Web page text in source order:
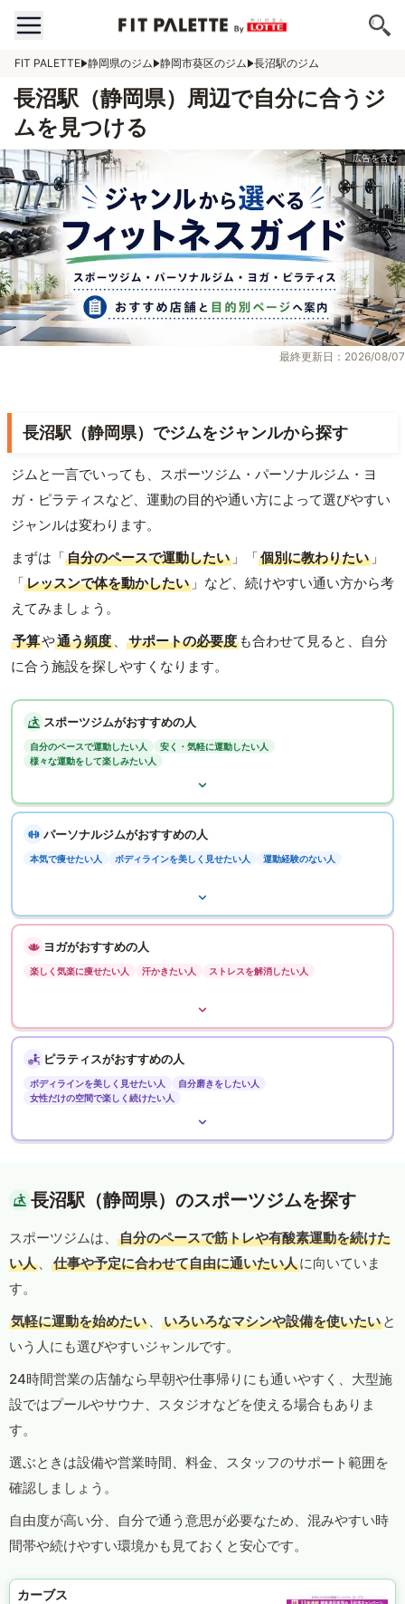
FIT PALETTE 静岡県のジム 静岡市葵区のジム 長沼駅のジム
長沼駅（静岡県）周辺で自分に合うジ
ムを見つける
最終更新日：2026/08/07
長沼駅（静岡県）でジムをジャンルから探す
ジムと一言でいっても、スポーツジム・パーソナルジム・ヨ
ガ・ピラティスなど、運動の目的や通い方によって選びやすい
ジャンルは変わります。
まずは「自分のペースで運動したい 」「個別に教わりたい 」
「レッスンで体を動かしたい 」など、続けやすい通い方から考
えてみましょう。
予算や通う頻度 、 サポートの必要度 も合わせて見ると、自分
に合う施設を探しやすくなります。
スポーツジムがおすすめの人
自分のペースで運動したい人
安く・気軽に運動したい人
様々な運動をして楽しみたい人
パーソナルジムがおすすめの人
本気で痩せたい人 ボディラインを美しく見せたい人 運動経験のない人
ヨガがおすすめの人
楽しく気楽に痩せたい人 汗かきたい人 ストレスを解消したい人
ピラティスがおすすめの人
ボディラインを美しく見せたい人
自分磨きをしたい人
女性だけの空間で楽しく続けたい人
長沼駅（静岡県）のスポーツジムを探す
スポーツジムは、
自分のペースで筋トレや有酸素運動を続けた
い人 、 仕事や予定に合わせて自由に通いたい人に向いていま
す。
気軽に運動を始めたい 、 いろいろなマシンや設備を使いたい と
いう人にも選びやすいジャンルです。
24時間営業の店舗なら早朝や仕事帰りにも通いやすく、大型施
設ではプールやサウナ、スタジオなどを使える場合もありま
す。
選ぶときは設備や営業時間、料金、スタッフのサポート範囲を
確認しましょう。
自由度が高い分、自分で通う意思が必要なため、混みやすい時
間帯や続けやすい環境かも見ておくと安心です。
カーブス